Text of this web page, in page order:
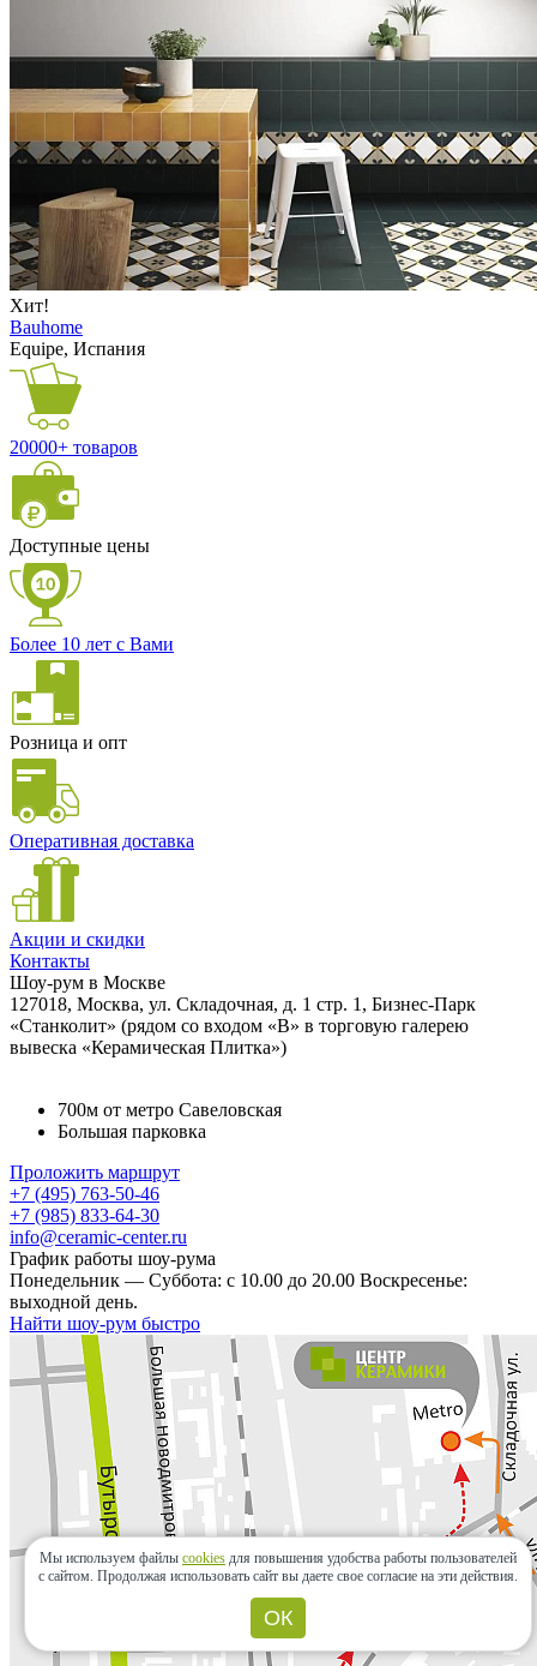
Хит!
Bauhome
Equipe, Испания
20000+ товаров
Доступные цены
Более 10 лет с Вами
Розница и опт
Оперативная доставка
Акции и скидки
Контакты
Шоу-рум в Москве
127018, Москва, ул. Складочная, д. 1 стр. 1, Бизнес-Парк
«Станколит» (рядом со входом «B» в торговую галерею
вывеска «Керамическая Плитка»)
700м от метро Савеловская
Большая парковка
Проложить маршрут
+7 (495) 763-50-46
+7 (985) 833-64-30
info@ceramic-center.ru
График работы шоу-рума
Понедельник — Суббота: с 10.00 до 20.00 Воскресенье:
выходной день.
Найти шоу-рум быстро
Мы используем файлы cookies для повышения удобства работы пользователей
с сайтом. Продолжая использовать сайт вы даете свое согласие на эти действия.
ОК